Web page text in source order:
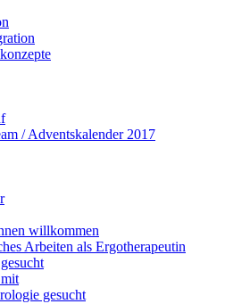
/ Adventskalender 2017
willkommen
Arbeiten als Ergotherapeutin
gesucht